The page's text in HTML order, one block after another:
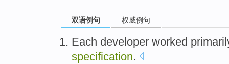
双语例句 权威例句
Each developer worked
specification.